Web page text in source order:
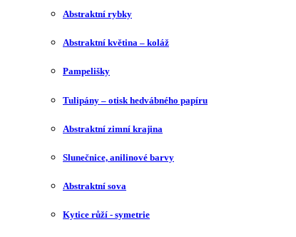
Abstraktní rybky
Abstraktní květina – koláž
Pampelišky
Tulipány – otisk hedvábného papíru
Abstraktní zimní krajina
Slunečnice, anilinové barvy
Abstraktní sova
Kytice růží - symetrie